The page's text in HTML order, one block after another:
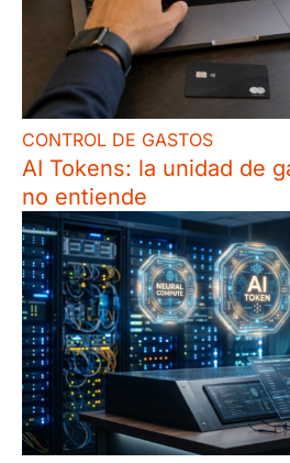
CONTROL DE GASTOS
AI Tokens: la unidad de
no entiende